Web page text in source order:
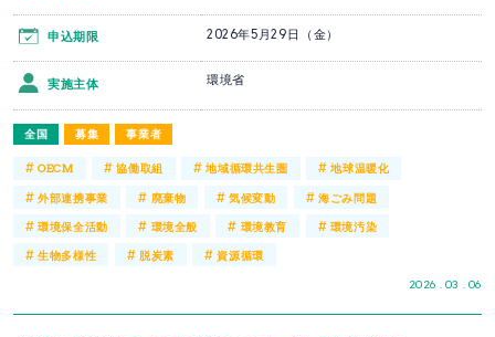
全国 募集 事業者
2026 . 03 . 06
申込期限 2026年5月29日（金）
実施主体 環境省
#OECM #協働取組 #地域循環共生圏 #地球温暖化
#外部連携事業 # 廃棄物 #気候変動 #海ごみ問題
#環境保全活動 # 環境全般 # 環境教育 # 環境汚染
#生物多様性 # 脱炭素 #資源循環